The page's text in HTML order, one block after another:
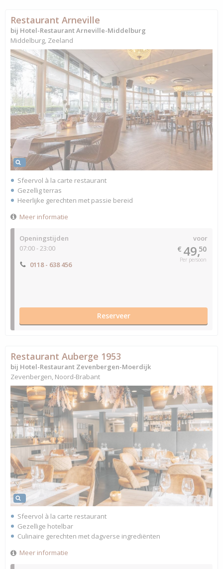
Openingstijden
07:00 - 23:00
voor
€ 49,50
Per persoon
0118 - 638 456
Reserveer
Restaurant Arneville
bij Hotel-Restaurant Arneville-Middelburg
Middelburg, Zeeland
Sfeervol à la carte restaurant
Gezellig terras
Heerlijke gerechten met passie bereid
Meer informatie
Restaurant Auberge 1953
bij Hotel-Restaurant Zevenbergen-Moerdijk
Zevenbergen, Noord-Brabant
Sfeervol à la carte restaurant
Gezellige hotelbar
Culinaire gerechten met dagverse ingrediënten
Meer informatie